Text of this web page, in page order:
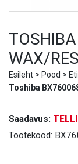
WAX/
Esileht > Pood >
Toshiba
Saadavus:
Tootekood: